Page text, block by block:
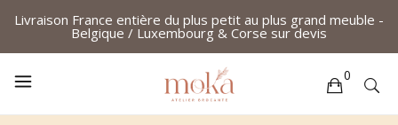
Livraison France entière du plus petit au plus grand meuble -
Belgique / Luxembourg & Corse sur devis
0